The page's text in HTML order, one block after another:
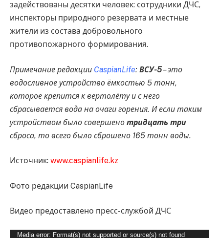
задействованы десятки человек: сотрудники ДЧС,
инспекторы природного резервата и местные
жители из состава добровольного
противопожарного формирования.
Примечание редакции CaspianLife: ВСУ-5– это
водосливное устройство ёмкостью 5 тонн,
которое крепится к вертолёту и с него
сбрасывается вода на очаги горения. И если таким
устройством было совершено тридцать три
сброса, то всего было сброшено 165 тонн воды.
Источник: www.caspianlife.kz
Фото редакции CaspianLife
Видео предоставлено пресс-службой ДЧС
Видеоплеер
Media error: Format(s) not supported or source(s) not found